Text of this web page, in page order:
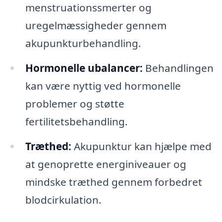
menstruationssmerter og
uregelmæssigheder gennem
akupunkturbehandling.
Hormonelle ubalancer: Behandlingen
kan være nyttig ved hormonelle
problemer og støtte
fertilitetsbehandling.
Træthed: Akupunktur kan hjælpe med
at genoprette energiniveauer og
mindske træthed gennem forbedret
blodcirkulation.